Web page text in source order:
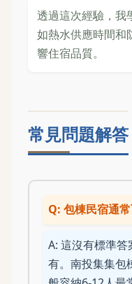
透過這次經驗，我
如熱水供應時間和
響住宿品質。
常見問題解答
Q: 包棟民宿通
A: 這沒有標準
有。南投集集包